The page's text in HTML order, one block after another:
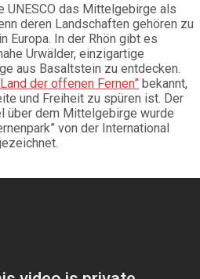
UNESCO das Mittelgebirge als
deren Landschaften gehören zu
Europa. In der Rhön gibt es
Urwälder, einzigartige
aus Basaltstein zu entdecken.
der offenen Fernen” bekannt,
und Freiheit zu spüren ist. Der
über dem Mittelgebirge wurde
von der International